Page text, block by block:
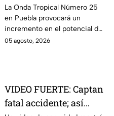
generar tormentas en
Puebla: Pronóstico de
lluvias y riesgos
La Onda Tropical Número 25
en Puebla provocará un
incremento en el potencial de
lluvias en los próximos días,
05 agosto, 2026
VIDEO FUERTE: Captan
fatal accidente; así